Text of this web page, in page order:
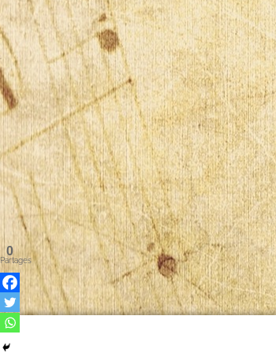
0
Partages